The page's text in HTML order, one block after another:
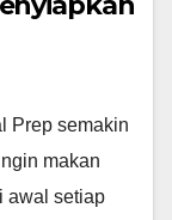
Prep semakin
makan
awal setiap